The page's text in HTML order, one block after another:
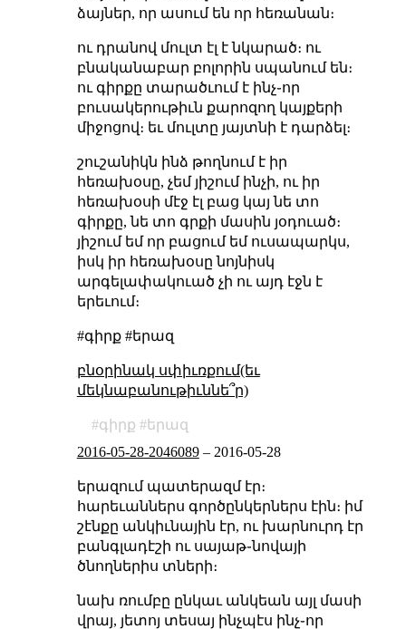
ձայներ, որ ասում են որ հեռանան։
ու դրանով մուլտ էլ է նկարած։ ու
բնականաբար բոլորին սպանում են։
ու գիրքը տարածւում է ինչ֊որ
բուսակերութիւն քարոզող կայքերի
միջոցով։ եւ մուլտը յայտնի է դարձել։
շուշանիկն ինձ թողնում է իր
հեռախօսը, չեմ յիշում ինչի, ու իր
հեռախօսի մէջ էլ բաց կայ նե տո
գիրքը, նե տո գրքի մասին յօդուած։
յիշում եմ որ բացում եմ ուսապարկս,
իսկ իր հեռախօսը նոյնիսկ
արգելափակուած չի ու այդ էջն է
երեւում։
#գիրք #երազ
բնօրինակ սփիւռքում(եւ
մեկնաբանութիւննե՞ր)
գիրք
երազ
2016-05-28-2046089– 2016-05-28
երազում պատերազմ էր։
հարեւաններս գործընկերներս էին։ իմ
շէնքը անկիւնային էր, ու խարնուրդ էր
բանգլադէշի ու սայաթ֊նովայի
ծնողներիս տների։
նախ ռումբը ընկաւ անկեան այլ մասի
վրայ, յետոյ տեսայ ինչպէս ինչ֊որ